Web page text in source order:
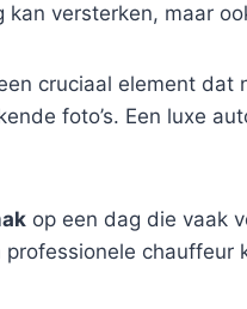
versterken, maar
cruciaal element
foto’s. Een luxe
op een dag die vaak